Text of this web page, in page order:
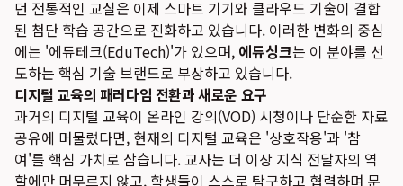
던 전통적인 교실은 이제 스마트 기기와 클라우드 기술이 결합
된 첨단 학습 공간으로 진화하고 있습니다. 이러한 변화의 중심
에는 '에듀테크(EduTech)'가 있으며, 에듀싱크는 이 분야를 선
도하는 핵심 기술 브랜드로 부상하고 있습니다.
디지털 교육의 패러다임 전환과 새로운 요구
과거의 디지털 교육이 온라인 강의(VOD) 시청이나 단순한 자료
공유에 머물렀다면, 현재의 디지털 교육은 '상호작용'과 '참
여'를 핵심 가치로 삼습니다. 교사는 더 이상 지식 전달자의 역
할에만 머무르지 않고, 학생들이 스스로 탐구하고 협력하며 문